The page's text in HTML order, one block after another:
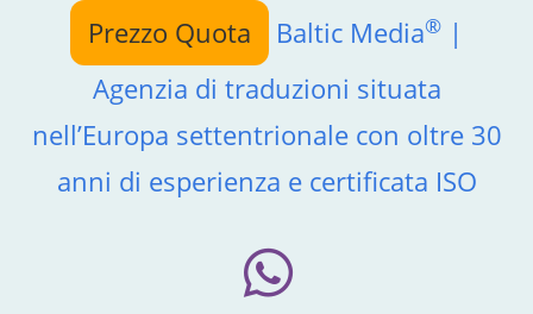
contenuto
Prezzo Quota Baltic Media® |
Agenzia di traduzioni situata
nell’Europa settentrionale con oltre 30
anni di esperienza e certificata ISO